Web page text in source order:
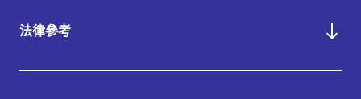
法律參考